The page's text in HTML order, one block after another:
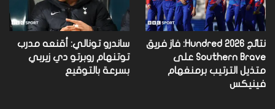
نتائج Hundred 2026: فاز فريق
Southern Brave على
متذيل الترتيب برمنغهام
فينيكس
ساندرو تونالي: أقنعه مدرب
توتنهام روبرتو دي زيربي
بسرعة بالتوقيع